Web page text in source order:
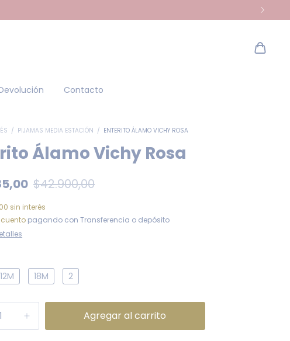
Contacto
/ PIJAMAS MEDIA ESTACIÓN / ENTERITO ÁLAMO VICHY ROSA
Álamo Vichy Rosa
$42.900,00
sin interés
pagando con Transferencia o depósito
12M 18M 2